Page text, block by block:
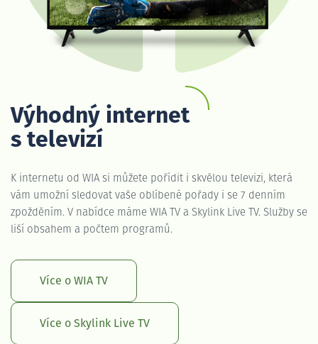
Výhodný internet
s televizí
K internetu od WIA si můžete pořídit i skvělou televizi, která
vám umožní sledovat vaše oblíbené pořady i se 7 denním
zpožděním. V nabídce máme WIA TV a Skylink Live TV. Služby se
liší obsahem a počtem programů.
Více o WIA TV
Více o Skylink Live TV